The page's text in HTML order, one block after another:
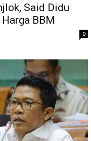
Said Didu
BBM
0